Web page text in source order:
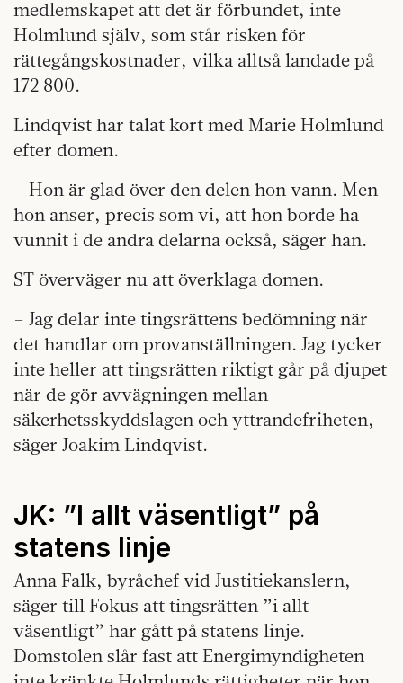
medlemskapet att det är förbundet, inte
Holmlund själv, som står risken för
rättegångskostnader, vilka alltså landade på
172 800.
Lindqvist har talat kort med Marie Holmlund
efter domen.
– Hon är glad över den delen hon vann. Men
hon anser, precis som vi, att hon borde ha
vunnit i de andra delarna också, säger han.
ST överväger nu att överklaga domen.
– Jag delar inte tingsrättens bedömning när
det handlar om provanställningen. Jag tycker
inte heller att tingsrätten riktigt går på djupet
när de gör avvägningen mellan
säkerhetsskyddslagen och yttrandefriheten,
säger Joakim Lindqvist.
JK: ”I allt väsentligt” på
statens linje
Anna Falk, byråchef vid Justitiekanslern,
säger till Fokus att tingsrätten ”i allt
väsentligt” har gått på statens linje.
Domstolen slår fast att Energimyndigheten